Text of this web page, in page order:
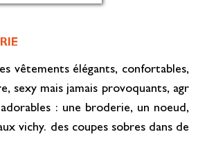
vêtements élégants, confortables,
sexy mais jamais provoquants, agr
: une broderie, un noeud,
vichy. des coupes sobres dans de